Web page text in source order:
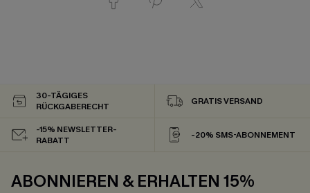
30-TÄGIGES
RÜCKGABERECHT
GRATIS VERSAND
-15% NEWSLETTER-
RABATT
-20% SMS-ABONNEMENT
ABONNIEREN & ERHALTEN 15%